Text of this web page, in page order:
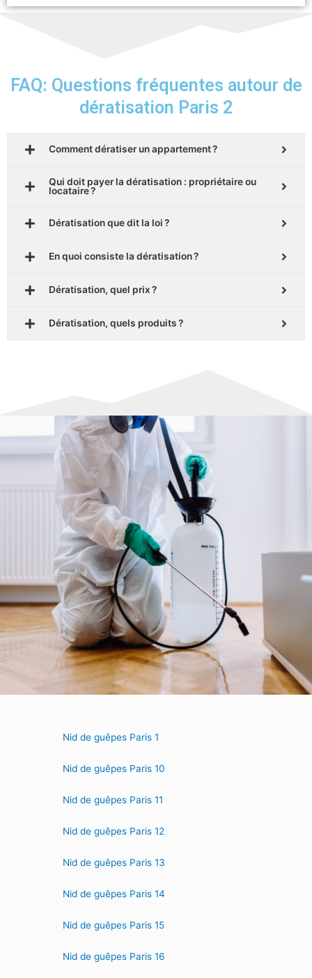
FAQ: Questions fréquentes autour de
dératisation Paris 2
Comment dératiser un appartement ?
Qui doit payer la dératisation : propriétaire ou
locataire ?
Dératisation que dit la loi ?
En quoi consiste la dératisation ?
Dératisation, quel prix ?
Dératisation, quels produits ?
Nid de guêpes Paris 1
Nid de guêpes Paris 10
Nid de guêpes Paris 11
Nid de guêpes Paris 12
Nid de guêpes Paris 13
Nid de guêpes Paris 14
Nid de guêpes Paris 15
Nid de guêpes Paris 16